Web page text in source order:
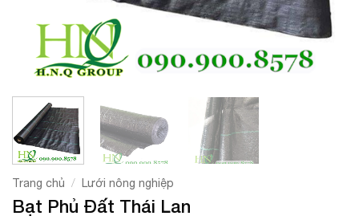
Trang chủ / Lưới nông nghiệp
Bạt Phủ Đất Thái Lan